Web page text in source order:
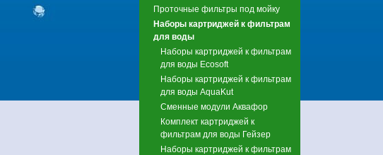
Проточные фильтры под мойку
Наборы картриджей к фильтрам
для воды
Наборы картриджей к фильтрам
для воды Ecosoft
Наборы картриджей к фильтрам
для воды AquaKut
Сменные модули Аквафор
Комплект картриджей к
фильтрам для воды Гейзер
Наборы картриджей к фильтрам